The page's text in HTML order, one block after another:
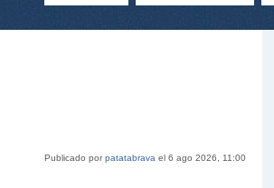
Publicado porpatatabrava el 6 ago 2026, 11:00